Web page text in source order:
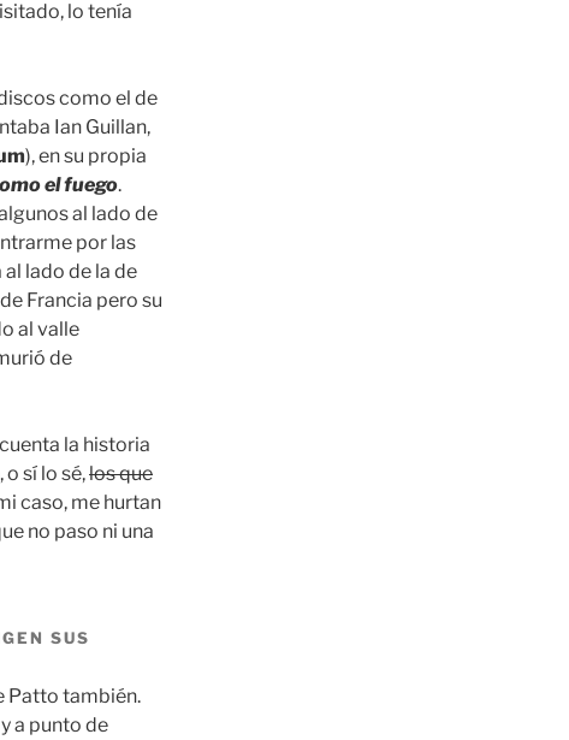
lo tenía
como el de
Ian Guillan,
), en su propia
el fuego.
al lado de
por las
lado de la de
Francia pero su
al valle
de
la historia
sí lo sé,los que
caso, me hurtan
no paso ni una
SUS
Patto también.
a punto de